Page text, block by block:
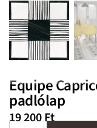
Equipe
padlólap
19 200Ft